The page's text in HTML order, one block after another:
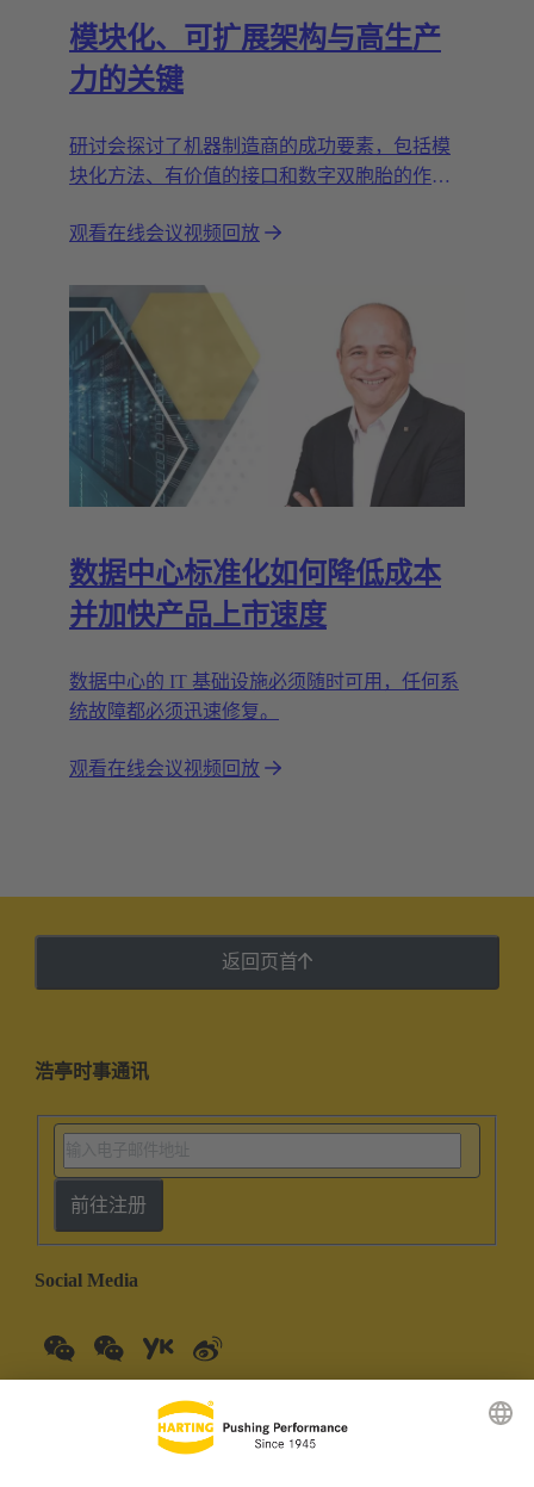
模块化、可扩展架构与高生产
力的关键
研讨会探讨了机器制造商的成功要素，包括模
块化方法、有价值的接口和数字双胞胎的作
观看在线会议视频回放
数据中心标准化如何降低成本
并加快产品上市速度
数据中心的 IT 基础设施必须随时可用，任何系
统故障都必须迅速修复。
观看在线会议视频回放
返回页首
浩亭时事通讯
前往注册
Social Media